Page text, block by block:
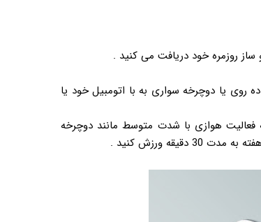
روزمره خود دریافت می کنید .
روی یا دوچرخه سواری به با اتومبیل خود یا
و درمان توصیه می کند که بزرگسالان هر هفته حداقل 150 دقیقه فعالیت هوازی با شدت متوسط مانند دوچرخه